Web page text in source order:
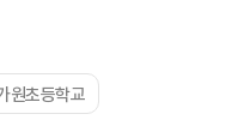
원초등학교